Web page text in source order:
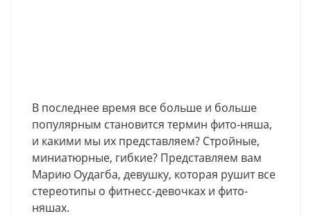
В последнее время все больше и больше
популярным становится термин фито-няша,
и какими мы их представляем? Стройные,
миниатюрные, гибкие? Представляем вам
Марию Оудагба, девушку, которая рушит все
стереотипы о фитнесс-девочках и фито-
няшах.